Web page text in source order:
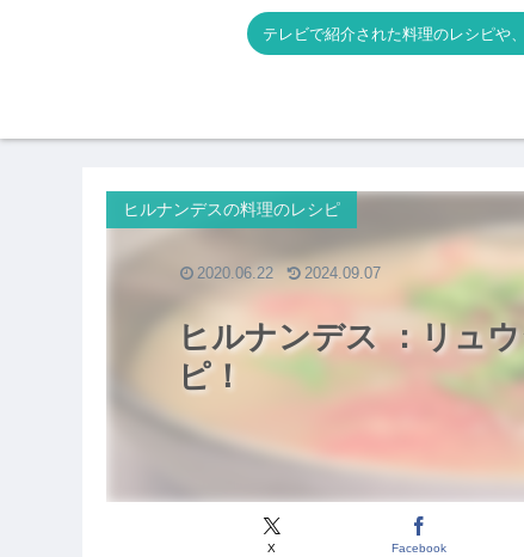
テレビで紹介された料理のレシピや
ヒルナンデス ：リュ
ピ！
ヒルナンデスの料理のレシピ
X Facebook
2020.06.22 2024.09.07